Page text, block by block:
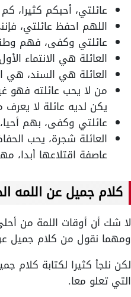
عائلتي، أحبكم كثيرا،
اللهم احفظ عائلتي،
عائلتي وكفى، فهم
العائلة هي الانتماء
العائلة هي السند، هي
من لا يحب عائلته فهو
يكن لديه عائلة لا
عائلتي وكفى، بهم
العائلة شجرة، يحب
عاصفة اقتلاعها أبدا،
كلام جميل عن اللمه
لا شك أن أوقات اللمة من
ومهما نقول من كلام جميل عن
لكن نلجأ كثيرا لكتابة كلام
التي تعلو معا.